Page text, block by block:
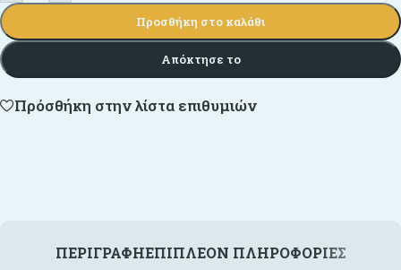
Προσθήκη στο καλάθι
Απόκτησε το
Πρόσθήκη στην λίστα επιθυμιών
ΠΕΡΙΓΡΑΦΉΕΠΙΠΛΈΟΝ ΠΛΗΡΟΦΟΡΊΕΣ